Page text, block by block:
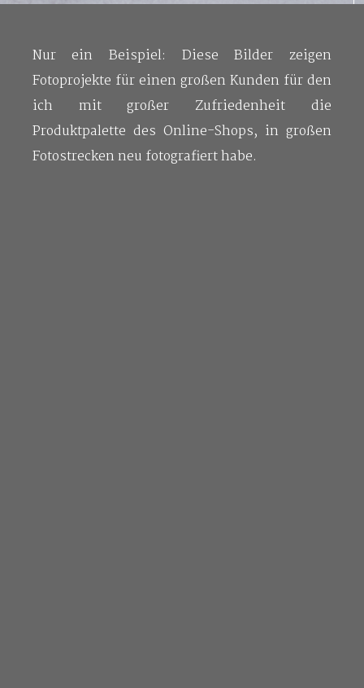
Nur ein Beispiel: Diese Bilder zeigen
Fotoprojekte für einen großen Kunden für den
ich mit großer Zufriedenheit die
Produktpalette des Online-Shops, in großen
Fotostrecken neu fotografiert habe.